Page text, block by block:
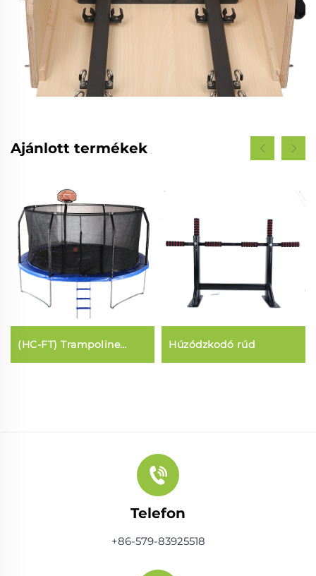
Ajánlott termékek
(HC-FT) Trampoline
(szivacsstílus)
Húzódzkodó rúd
Telefon
+86-579-83925518